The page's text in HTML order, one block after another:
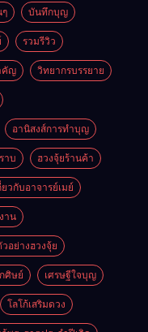
บันทึกบุญ
รวมรีวิว
คัญ วิทยากรบรรยาย
อานิสงส์การทำบุญ
าบ ฮวงจุ้ยร้านค้า
ยวกับอาจารย์เมย์
าน
วอย่างฮวงจุ้ย
กศิษย์ เศรษฐีใจบุญ
โลโก้เสริมดวง